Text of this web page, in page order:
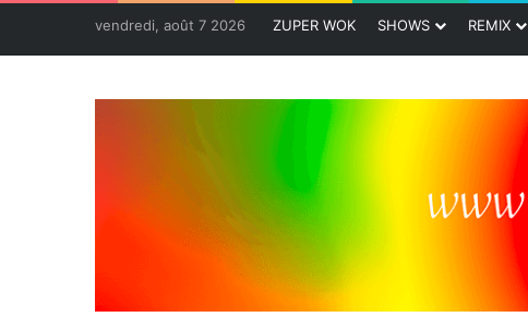
vendredi, août 7 2026 ZUPER WOK SHOWS REMIX